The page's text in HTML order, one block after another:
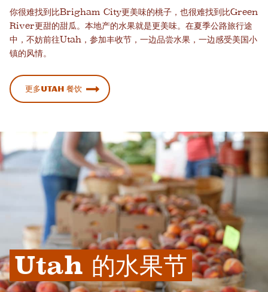
你很难找到比Brigham City更美味的桃子，也很难找到比Green
River更甜的甜瓜。本地产的水果就是更美味。在夏季公路旅行途
中，不妨前往Utah，参加丰收节，一边品尝水果，一边感受美国小
镇的风情。
更多Utah 餐饮
Utah 的水果节